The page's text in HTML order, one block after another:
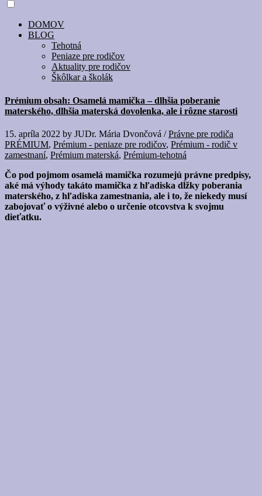
DOMOV
BLOG
Tehotná
Peniaze pre rodičov
Aktuality pre rodičov
Škôlkar a školák
Prémium obsah: Osamelá mamička – dlhšia poberanie
materského, dlhšia materská dovolenka, ale i rôzne starosti
15. apríla 2022 by JUDr. Mária Dvončová /Právne pre rodiča
PRÉMIUM, Prémium - peniaze pre rodičov, Prémium - rodič v
zamestnaní, Prémium materská, Prémium-tehotná
Čo pod pojmom osamelá mamička rozumejú právne predpisy,
aké má výhody takáto mamička z hľadiska dĺžky poberania
materského, z hľadiska zamestnania, ale i to, že niekedy musí
zabojovať o výživné alebo o určenie otcovstva k svojmu
dieťatku.